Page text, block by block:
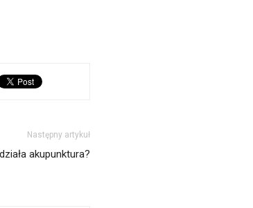
Następny artykuł
akupunktura?